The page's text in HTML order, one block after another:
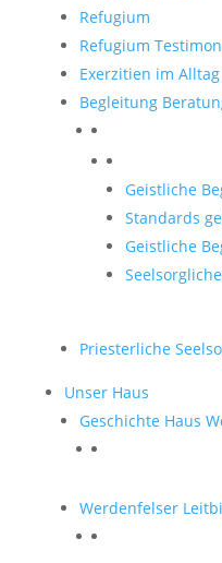
Refugium
Refugium
Exerzitien im Alltag
Begleitung
Geistliche
Standards
Geistliche
Priesterliche
Unser Haus
Geschichte Haus
Werdenfelser